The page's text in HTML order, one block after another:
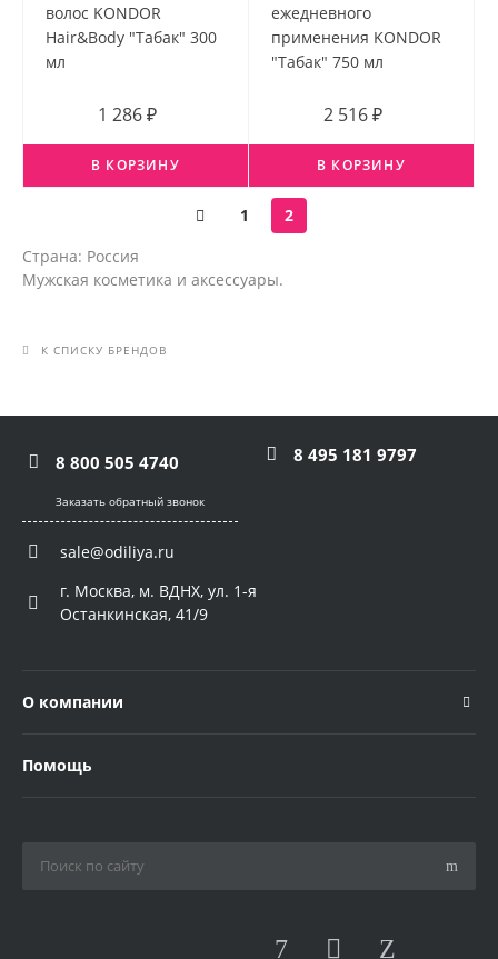
волос KONDOR
Hair&Body "Табак" 300
мл
1 286 ₽
В КОРЗИНУ
ежедневного
применения KONDOR
"Табак" 750 мл
2 516 ₽
В КОРЗИНУ
1
2
Страна: Россия
Мужская косметика и аксессуары.
К СПИСКУ БРЕНДОВ
8 800 505 4740 8 495 181 9797
Заказать обратный звонок
sale@odiliya.ru
г. Москва, м. ВДНХ, ул. 1-я
Останкинская, 41/9
О компании
Помощь